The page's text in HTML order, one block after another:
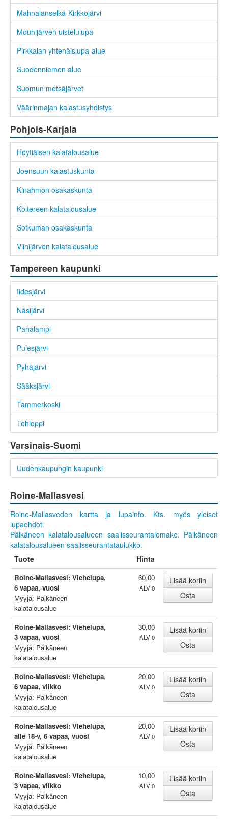
Mahnalanselkä-Kirkkojärvi
Mouhijärven uistelulupa
Pirkkalan yhtenäislupa-alue
Suodenniemen alue
Suomun metsäjärvet
Väärinmajan kalastusyhdistys
Pohjois-Karjala
Höytiäisen kalatalousalue
Joensuun kalastuskunta
Kinahmon osakaskunta
Koitereen kalatalousalue
Sotkuman osakaskunta
Viinijärven kalatalousalue
Tampereen kaupunki
Iidesjärvi
Näsijärvi
Pahalampi
Pulesjärvi
Pyhäjärvi
Sääksjärvi
Tammerkoski
Tohloppi
Varsinais-Suomi
Uudenkaupungin kaupunki
Roine-Mallasvesi
Roine-Mallasveden kartta ja lupainfo.
Kts. myös yleiset
lupaehdot.
Pälkäneen kalatalousalueen saalisseurantalomake. Pälkäneen
kalatalousalueen saalisseurantataulukko.
Tuote
Hinta
Roine-Mallasvesi: Viehelupa,
6 vapaa, vuosi
Myyjä: Pälkäneen
kalatalousalue
60,00
ALV 0
Roine-Mallasvesi: Viehelupa,
3 vapaa, vuosi
Myyjä: Pälkäneen
kalatalousalue
30,00
ALV 0
Roine-Mallasvesi: Viehelupa,
6 vapaa, viikko
Myyjä: Pälkäneen
kalatalousalue
20,00
ALV 0
Roine-Mallasvesi: Viehelupa,
alle 18-v, 6 vapaa, vuosi
Myyjä: Pälkäneen
kalatalousalue
20,00
ALV 0
Roine-Mallasvesi: Viehelupa,
3 vapaa, viikko
Myyjä: Pälkäneen
kalatalousalue
10,00
ALV 0